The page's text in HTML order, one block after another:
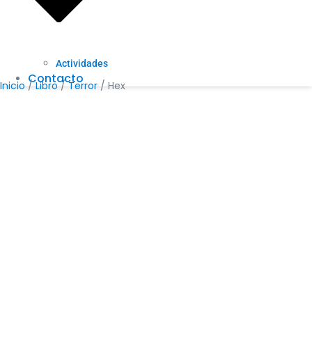
Actividades
Contacto
Inicio /Libro/Terror / Hex